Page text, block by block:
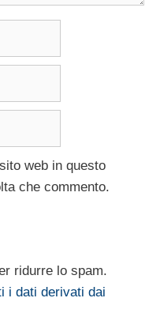
web in questo
che commento.
ridurre lo spam.
i dati derivati dai